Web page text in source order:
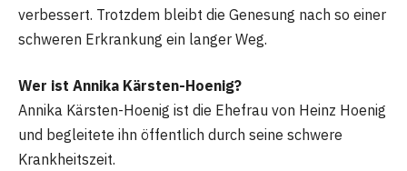
verbessert. Trotzdem bleibt die Genesung nach so einer
schweren Erkrankung ein langer Weg.
Wer ist Annika Kärsten-Hoenig?
Annika Kärsten-Hoenig ist die Ehefrau von Heinz Hoenig
und begleitete ihn öffentlich durch seine schwere
Krankheitszeit.